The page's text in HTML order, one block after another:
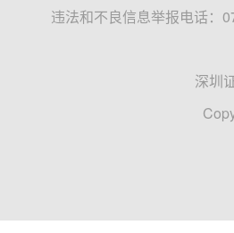
违法和不良信息举报电话：
深圳